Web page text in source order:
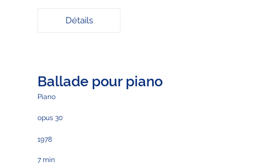
Détails
Ballade pour piano
Piano
opus 30
1978
7 min